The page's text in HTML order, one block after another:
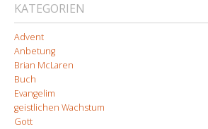
KATEGORIEN
Advent
Anbetung
Brian McLaren
Buch
Evangelim
geistlichen Wachstum
Gott